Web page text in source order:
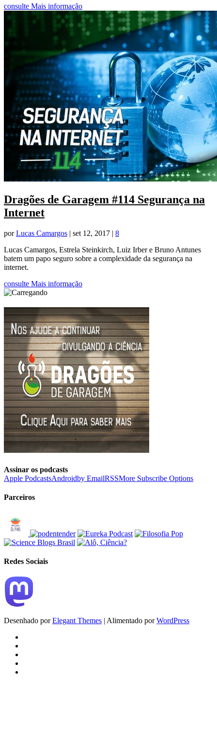
consulte Mais informação
Dragões de Garagem #114 Segurança na
Internet
porLucas Camargos | set 12, 2017 | 8
Lucas Camargos, Estrela Steinkirch, Luiz Irber e Bruno Antunes
batem um papo seguro sobre a complexidade da segurança na
internet.
consulte Mais informação
Assinar os podcasts
Apple PodcastsAndroidby EmailRSSMore Subscribe Options
Parceiros
Redes Sociais
Desenhado porElegant Themes | Alimentado porWordPress